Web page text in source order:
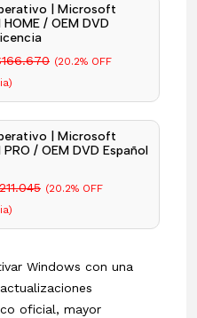
| Microsoft
HOME / OEM DVD
(20.2% OFF
| Microsoft
PRO / OEM DVD Español
(20.2% OFF
Windows con una
oficial, mayor